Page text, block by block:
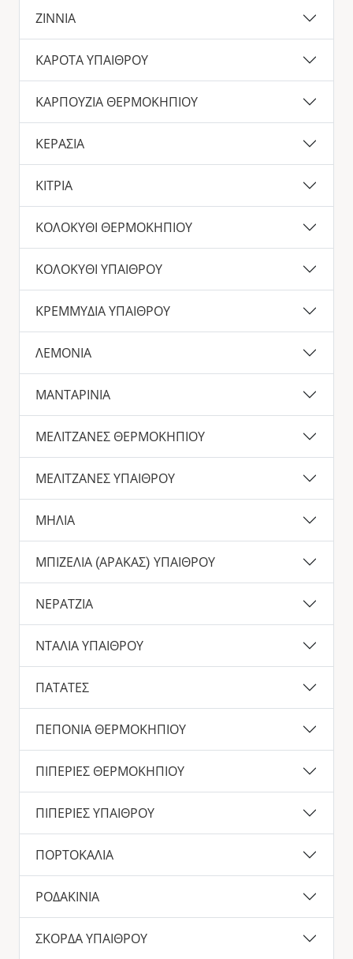
ΖΙΝΝΙΑ
ΚΑΡΟΤΑ ΥΠΑΙΘΡΟΥ
ΚΑΡΠΟΥΖΙΑ ΘΕΡΜΟΚΗΠΙΟΥ
ΚΕΡΑΣΙΑ
ΚΙΤΡΙΑ
ΚΟΛΟΚΥΘΙ ΘΕΡΜΟΚΗΠΙΟΥ
ΚΟΛΟΚΥΘΙ ΥΠΑΙΘΡΟΥ
ΚΡΕΜΜΥΔΙΑ ΥΠΑΙΘΡΟΥ
ΛΕΜΟΝΙΑ
ΜΑΝΤΑΡΙΝΙΑ
ΜΕΛΙΤΖΑΝΕΣ ΘΕΡΜΟΚΗΠΙΟΥ
ΜΕΛΙΤΖΑΝΕΣ ΥΠΑΙΘΡΟΥ
ΜΗΛΙΑ
ΜΠΙΖΕΛΙΑ (ΑΡΑΚΑΣ) ΥΠΑΙΘΡΟΥ
ΝΕΡΑΤΖΙΑ
ΝΤΑΛΙΑ ΥΠΑΙΘΡΟΥ
ΠΑΤΑΤΕΣ
ΠΕΠΟΝΙΑ ΘΕΡΜΟΚΗΠΙΟΥ
ΠΙΠΕΡΙΕΣ ΘΕΡΜΟΚΗΠΙΟΥ
ΠΙΠΕΡΙΕΣ ΥΠΑΙΘΡΟΥ
ΠΟΡΤΟΚΑΛΙΑ
ΡΟΔΑΚΙΝΙΑ
ΣΚΟΡΔΑ ΥΠΑΙΘΡΟΥ